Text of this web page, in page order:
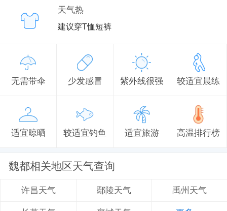
天气热
建议穿T恤短裤
无需带伞 少发感冒 紫外线很强 较适宜晨练
适宜晾晒 较适宜钓鱼 适宜旅游 高温排行榜
魏都相关地区天气查询
许昌天气 鄢陵天气 禹州天气